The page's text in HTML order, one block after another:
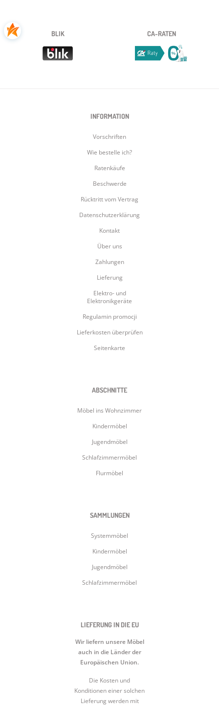
BLIK CA-RATEN
INFORMATION
Vorschriften
Wie bestelle ich?
Ratenkäufe
Beschwerde
Rücktritt vom Vertrag
Datenschutzerklärung
Kontakt
Über uns
Zahlungen
Lieferung
Elektro- und
Elektronikgeräte
Regulamin promocji
Lieferkosten überprüfen
Seitenkarte
ABSCHNITTE
Möbel ins Wohnzimmer
Kindermöbel
Jugendmöbel
Schlafzimmermöbel
Flurmöbel
SAMMLUNGEN
Systemmöbel
Kindermöbel
Jugendmöbel
Schlafzimmermöbel
LIEFERUNG IN DIE EU
Wir liefern unsere Möbel
auch in die Länder der
Europäischen Union.
Die Kosten und
Konditionen einer solchen
Lieferung werden mit